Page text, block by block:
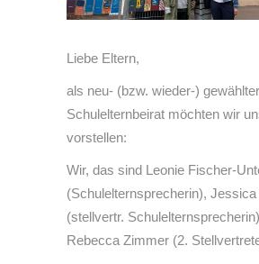
Liebe Eltern,
als neu- (bzw. wieder-) gewählter
Schulelternbeirat möchten wir
vorstellen:
Wir, das sind Leonie Fischer-
(Schulelternsprecherin),
(stellvertr.
Rebecca Zimmer (2.